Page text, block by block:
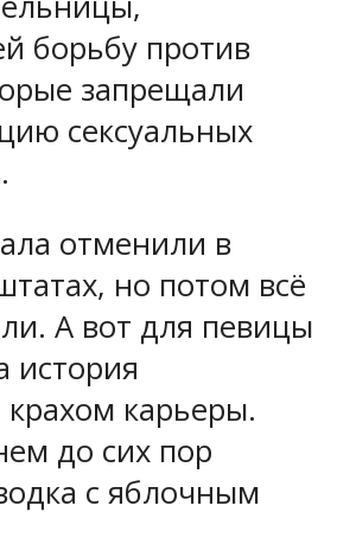
борьбу против
запрещали
сексуальных
отменили в
но потом всё
А вот для певицы
история
крахом карьеры.
до сих пор
с яблочным